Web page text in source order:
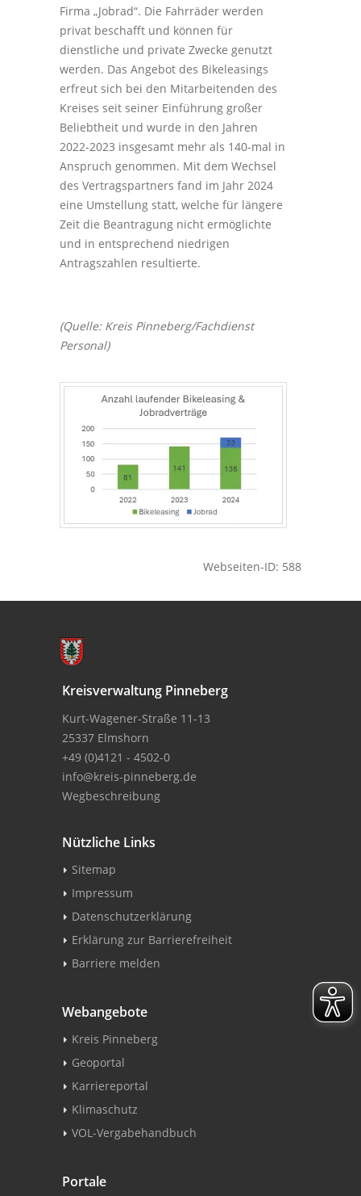
Firma „Jobrad“. Die Fahrräder werden
privat beschafft und können für
dienstliche und private Zwecke genutzt
werden. Das Angebot des Bikeleasings
erfreut sich bei den Mitarbeitenden des
Kreises seit seiner Einführung großer
Beliebtheit und wurde in den Jahren
2022-2023 insgesamt mehr als 140-mal in
Anspruch genommen. Mit dem Wechsel
des Vertragspartners fand im Jahr 2024
eine Umstellung statt, welche für längere
Zeit die Beantragung nicht ermöglichte
und in entsprechend niedrigen
Antragszahlen resultierte.
(Quelle: Kreis Pinneberg/Fachdienst
Personal)
Webseiten-ID: 588
Kreisverwaltung Pinneberg
Kurt-Wagener-Straße 11-13
25337 Elmshorn
+49 (0)4121 - 4502-0
info@kreis-pinneberg.de
Wegbeschreibung
Nützliche Links
Sitemap
Impressum
Datenschutzerklärung
Erklärung zur Barrierefreiheit
Barriere melden
Webangebote
Kreis Pinneberg
Geoportal
Karriereportal
Klimaschutz
VOL-Vergabehandbuch
Portale